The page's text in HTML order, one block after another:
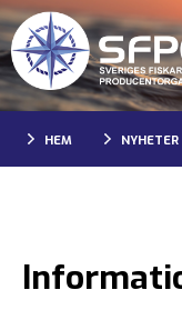
HEM NYHETER